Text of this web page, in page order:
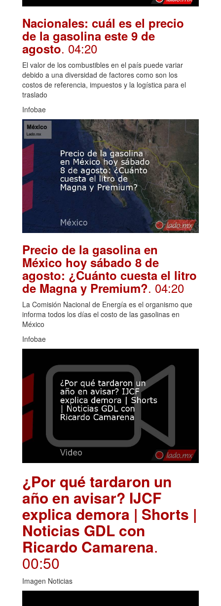
Nacionales: cuál es el precio
de la gasolina este 9 de
agosto. 04:20
El valor de los combustibles en el país puede variar
debido a una diversidad de factores como son los
costos de referencia, impuestos y la logística para el
traslado
Infobae
Precio de la gasolina en
México hoy sábado 8 de
agosto: ¿Cuánto cuesta el litro
de Magna y Premium?. 04:20
La Comisión Nacional de Energía es el organismo que
informa todos los días el costo de las gasolinas en
México
Infobae
¿Por qué tardaron un
año en avisar? IJCF
explica demora | Shorts |
Noticias GDL con
Ricardo Camarena.
00:50
Imagen Noticias